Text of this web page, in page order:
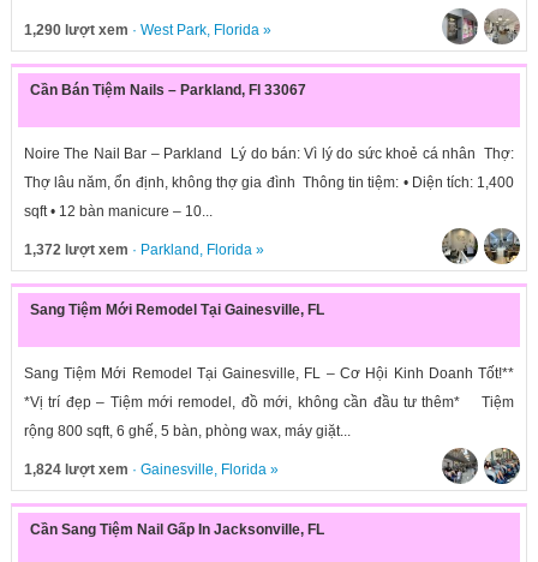
1,290 lượt xem · West Park, Florida»
Cần Bán Tiệm Nails – Parkland, Fl 33067
Noire The Nail Bar – Parkland Lý do bán: Vì lý do sức khoẻ cá nhân Thợ:
Thợ lâu năm, ổn định, không thợ gia đình Thông tin tiệm: • Diện tích: 1,400
sqft • 12 bàn manicure – 10...
1,372 lượt xem · Parkland , Florida»
Sang Tiệm Mới Remodel Tại Gainesville, FL
Sang Tiệm Mới Remodel Tại Gainesville, FL – Cơ Hội Kinh Doanh Tốt!**
*Vị trí đẹp – Tiệm mới remodel, đồ mới, không cần đầu tư thêm* Tiệm
rộng 800 sqft, 6 ghế, 5 bàn, phòng wax, máy giặt...
1,824 lượt xem · Gainesville, Florida»
Cần Sang Tiệm Nail Gấp In Jacksonville, FL